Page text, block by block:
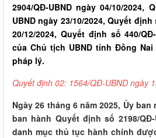
2904/QĐ-UBND ngày 04/10/2024,
UBND ngày 23/10/2024, Quyết
20/12/2024, Quyết định số 440/
của Chủ tịch UBND tỉnh Đồng
pháp lý.
Quyết định 02: 1564/QĐ-UBND ngày
Ngày 26 tháng 6 năm 2025, Ủy
ban hành Quyết định số 2198/
danh mục thủ tục hành chính